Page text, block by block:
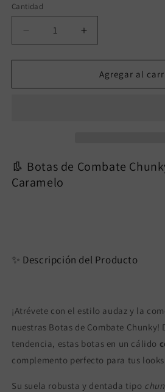
Cantidad
Reducir
cantidad
para
CAMEL
Aumentar
cantidad
para
LILIA
CAMEL
Agregar al
👢 Botas de Combate
Caramelo
✨ Descripción del Producto
¡Atrévete con el estilo audaz y la
nuestras Botas de Combate Chunky!
tendencia, estas botas en un cálido
complemento perfecto para tus
Su suela robusta y dentada tipo